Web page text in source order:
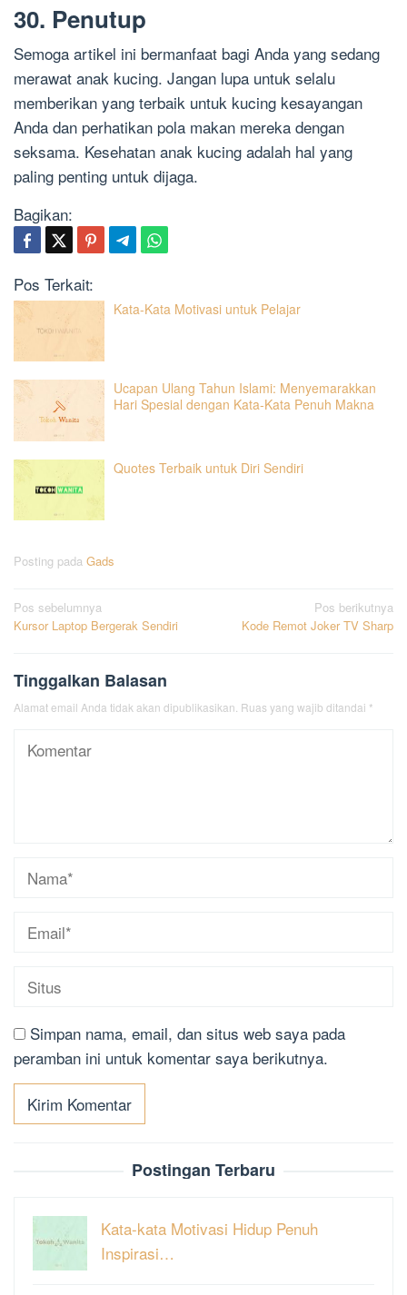
30. Penutup
Semoga artikel ini bermanfaat bagi Anda yang sedang
merawat anak kucing. Jangan lupa untuk selalu
memberikan yang terbaik untuk kucing kesayangan
Anda dan perhatikan pola makan mereka dengan
seksama. Kesehatan anak kucing adalah hal yang
paling penting untuk dijaga.
Bagikan:
Pos Terkait:
Kata-Kata Motivasi untuk Pelajar
Ucapan Ulang Tahun Islami: Menyemarakkan
Hari Spesial dengan Kata-Kata Penuh Makna
Quotes Terbaik untuk Diri Sendiri
Posting pada Gads
Navigasi
pos
Pos sebelumnya
Kursor Laptop Bergerak Sendiri
Pos berikutnya
Kode Remot Joker TV Sharp
Tinggalkan Balasan
Alamat email Anda tidak akan dipublikasikan. Ruas yang wajib ditandai *
Simpan nama, email, dan situs web saya pada
peramban ini untuk komentar saya berikutnya.
Postingan Terbaru
Kata-kata Motivasi Hidup Penuh
Inspirasi…